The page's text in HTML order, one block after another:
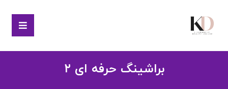
براشینگ حرفه ای ۲